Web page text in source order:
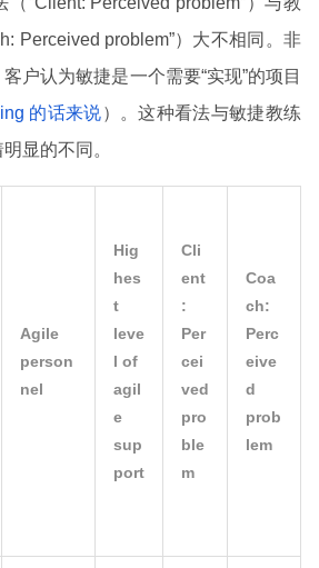
Perceived problem”）大不相同。非
户认为敏捷是一个需要“实现”的项目
的话来说）。这种看法与敏捷教练
显的不同。
Agile
person
nel
Hig
hes
t
leve
l of
agil
e
sup
port
Cli
ent
:
Per
cei
ved
pro
ble
m
Coa
ch:
Perc
eive
d
prob
lem